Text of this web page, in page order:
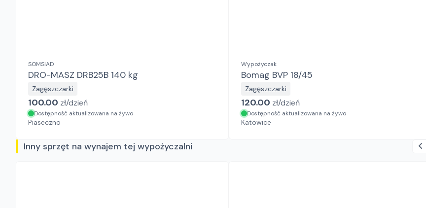
SOMSIAD
DRO-MASZ DRB25B 140 kg
Zagęszczarki
100.00 zł/dzień
Dostępność aktualizowana na żywo
Piaseczno
Wypożyczak
Bomag BVP 18/45
Zagęszczarki
120.00 zł/dzień
Dostępność aktualizowana na żywo
Katowice
Inny sprzęt na wynajem tej wypożyczalni